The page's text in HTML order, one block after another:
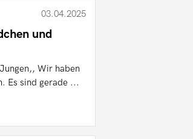
03.04.2025
und
Wir haben
Es sind gerade ...